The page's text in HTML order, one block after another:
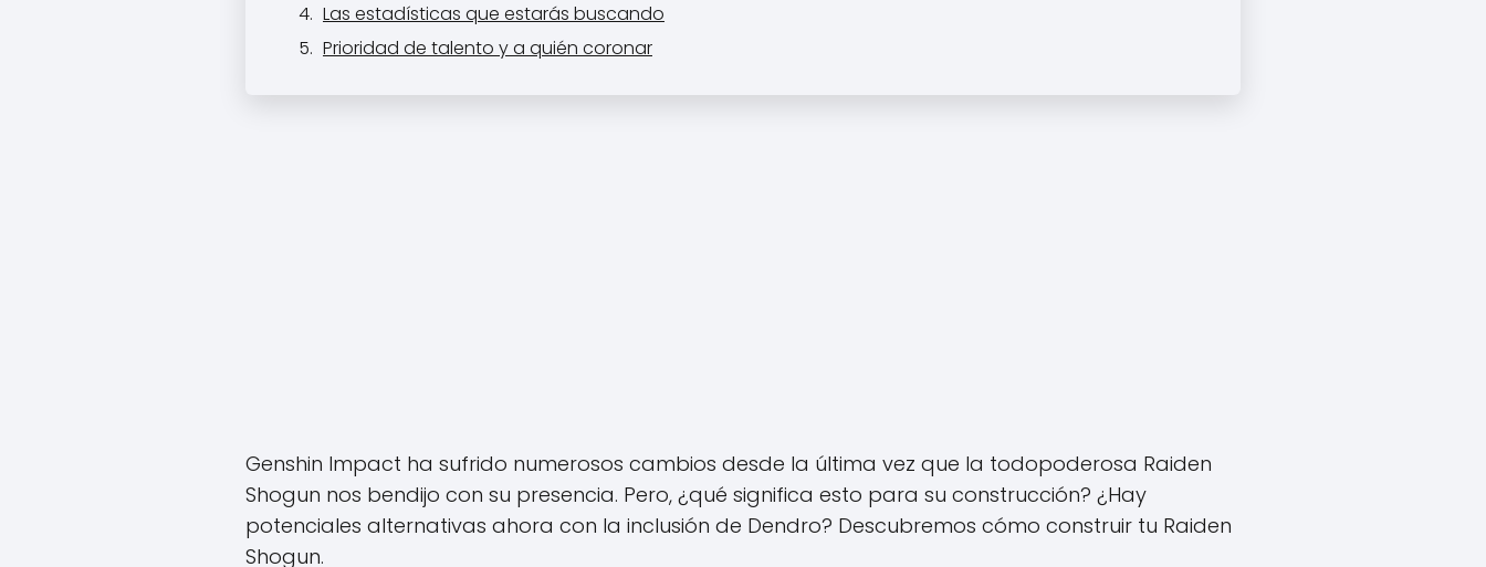
Las estadísticas que estarás buscando
Prioridad de talento y a quién coronar
Genshin Impact ha sufrido numerosos cambios desde la última vez que la todopoderosa Raiden
Shogun nos bendijo con su presencia. Pero, ¿qué significa esto para su construcción? ¿Hay
potenciales alternativas ahora con la inclusión de Dendro? Descubremos cómo construir tu Raiden
Shogun.